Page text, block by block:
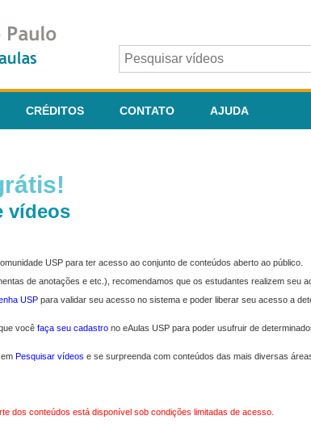
CRÉDITOS CONTATO AJUDA
vídeos
USP para ter acesso ao conjunto de conteúdos aberto ao público.
de anotações e etc.), recomendamos que os estudantes realizem seu
USP para validar seu acesso no sistema e poder liberar seu acesso a
você faça seu cadastro no eAulas USP para poder usufruir de
Pesquisar vídeos e se surpreenda com conteúdos das mais diversas
dos conteúdos está disponível sob condições limitadas de acesso.